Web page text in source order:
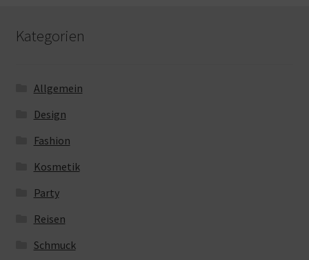
Kategorien
Allgemein
Design
Fashion
Kosmetik
Party
Reisen
Schmuck